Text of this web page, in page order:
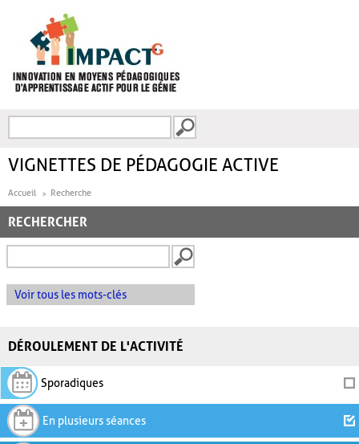
FORMULAIRE DE
VIGNETTES DE PÉDAGOGIE ACTIVE
Accueil Recherche
RECHERCHER
Voir tous les mots-clés
DÉROULEMENT DE L'ACTIVITÉ
Sporadiques
En plusieurs séances